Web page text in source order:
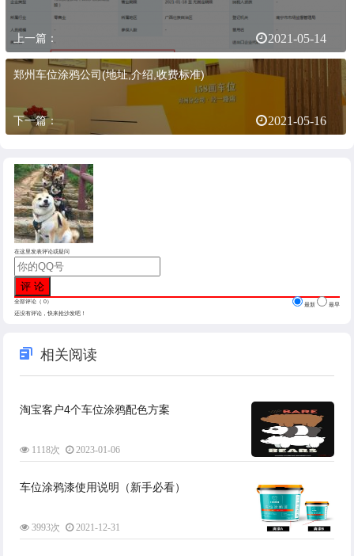
上一篇： 2021-05-14
郑州车位涂鸦公司(地址,介绍,收费标准)
下一篇： 2021-05-16
在这里发表评论或疑问
全部评论（ 0） 最新
最早
还没有评论，快来抢沙发吧！
相关阅读
淘宝客户4个车位涂鸦配色方案
1118次 2023-01-06
车位涂鸦漆使用说明（新手必看）
3993次 2021-12-31